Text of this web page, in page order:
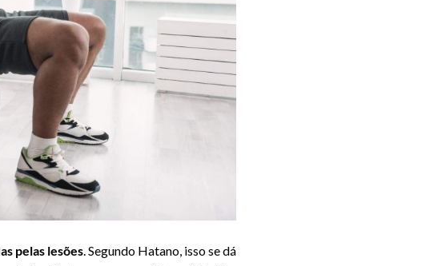
pelas lesões . Segundo Hatano, isso se dá